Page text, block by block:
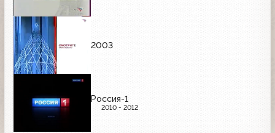
2003
Россия-1
2010 - 2012